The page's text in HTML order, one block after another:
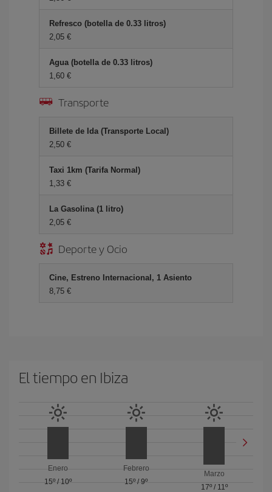
Refresco (botella de 0.33 litros)
2,05 €
Agua (botella de 0.33 litros)
1,60 €
Transporte
Billete de Ida (Transporte Local)
2,50 €
Taxi 1km (Tarifa Normal)
1,33 €
La Gasolina (1 litro)
2,05 €
Deporte y Ocio
Cine, Estreno Internacional, 1 Asiento
8,75 €
El tiempo en Ibiza
Enero
15º/ 10º
Febrero
15º / 9º
Marzo
17º/ 11º